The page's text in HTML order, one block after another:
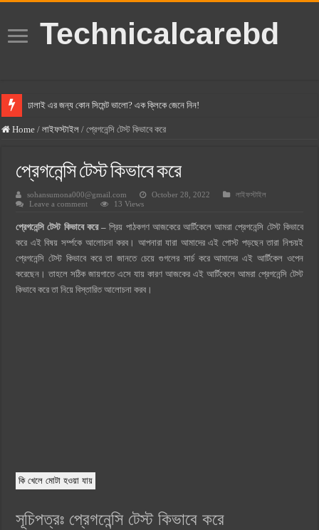
Technicalcarebd
ঢালাই এর জন্য কোন সিমেন্ট ভালো? এক ক্লিকে জেনে নিন!
বসুন্ধরা সিমেন্ট এর দাম ২০২৫
হোলসিম সিমেন্ট দাম ২০২৫
সুপারক্রিট সিমেন্ট দাম ২০২৫
ওয়ালটন মোবাইল কিস্তিতে কেনার নিয়ম ২০২৫
ওয়ালটন টিভি কিস্তিতে কেনার নিয়ম ২০২৫
গ্রামে লাভজনক ব্যবসা ২০২৫ ও গ্রামের বাজারে ব্যবসার আইডিয়া
Home / লাইফস্টাইল / প্রেগনেন্সি টেস্ট কিভাবে করে
প্রেগনেন্সি টেস্ট কিভাবে করে
sohansumona000@gmail.com October 28, 2022
লাইফস্টাইল
Leave a comment
13 Views
প্রেগনেন্সি টেস্ট কিভাবে করে – প্রিয় পাঠকগণ আজকেরে আর্টিকেলে আমরা প্রেগনেন্সি টেস্ট কিভাবে
করে এই বিষয় সর্ম্পকে আলোচনা করব। আপনারা যারা আমাদের এই পোস্ট পড়ছেন তারা নিশ্চয়ই
প্রেগনেন্সি টেস্ট কিভাবে করে তা জানতে চেয়ে গুগলের সার্চ করে আমাদের এই আর্টিকেল ওপেন
করেছেন। তাহলে সঠিক জায়গাতে এসে যায় কারণ আজকের এই আর্টিকেলে আমরা প্রেগনেন্সি টেস্ট
কিভাবে করে তা নিয়ে বিস্তারিত আলোচনা করব।
কি খেলে মোটা হওয়া যায়
সূচিপত্রঃ প্রেগনেন্সি টেস্ট কিভাবে করে